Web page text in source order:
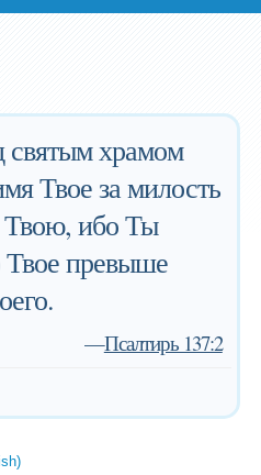
святым храмом
Твое за милость
Твою, ибо Ты
Твое превыше
—Псалтирь 137:2